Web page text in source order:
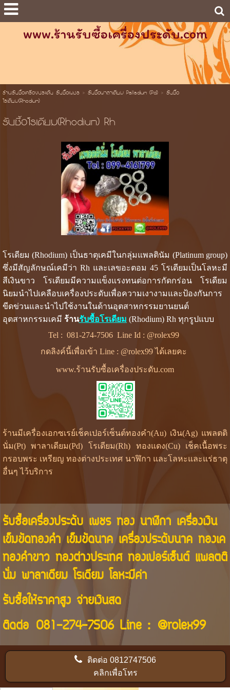
www.ร้านรับซื้อเครื่องประดับ.com
ร้านรับซื้อเครื่องประดับ รับซื้อเพชร> รับซื้อพาลาเดียม Palladium (Pd)> รับซื้อ
โรเดียม(Rhodium)
รับซื้อโรเดียม(Rhodium) Rh
โรเดียม (Rhodium) เป็นธาตุเคมีในกลุ่มแพลตินัม (Platinum group)
ซึ่งมีสัญลักษณ์เคมีว่า Rh และเลขอะตอม 45 โรเดียมเป็นโลหะมี
สีเงินขาว โรเดียมมีความแข็งแรงทนต่อการกัดกร่อน โรเดียม
นิยมนำไปเคลือบเครื่องประดับเพื่อความเงางามและป้องกันการ
ขีดข่วนและนำไปใช้งานในด้านอุตสาหกรรมยานยนต์
อุตสาหกรรมเคมี ร้านรับซื้อโรเดียม (Rhodium) Rh ทุกรูปแบบ
Tel :081-274-7506 Line Id : @rolex99
กดลิงค์นี้เพื่อเข้า Line : @rolex99 ได้เลยคะ
www.ร้านรับซื้อเครื่องประดับ.com
ร้านมีเครื่องเอกซเรย์เช็คเปอร์เซ็นต์ทองคำ(Au) เงิน(Ag) แพลตติ
นั่ม(Pt) พาลาเดียม(Pd) โรเดียม(Rh) ทองแดง(Cu) เช็คเนื้อพระ
กรอบพระ เหรียญ ทองต่างประเทศ นาฬิกา และโลหะและแร่ธาตุ
อื่นๆ ไว้บริการ
รับซื้อเครื่องประดับ เพชร ทอง นาฬิกา เครื่องเงิน
เข็มขัดทองคำ เข็มขัดนาค เครื่องประดับนาค ทองเค
ทองคำขาว ทองต่างประเทศ ทองเปอร์เซ็นต์ แพลตติ
นั่ม พาลาเดียม โรเดียม โลหะมีค่า
รับซื้อให้ราคาสูง จ่ายเงินสด
ติดต่อ 081-274-7506Line : @rolex99
ติดต่อ0812747506
คลิกเพื่อโทร